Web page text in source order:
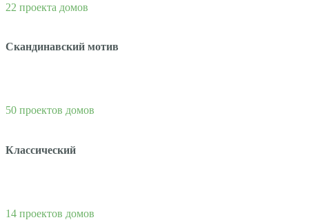
22 проекта домов
Скандинавский мотив
50 проектов домов
Классический
14 проектов домов